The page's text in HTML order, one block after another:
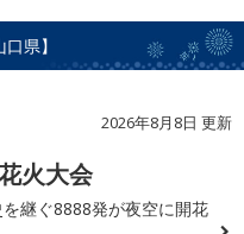
県】
2026年8月8日 更新
火大会
継ぐ8888発が夜空に開花